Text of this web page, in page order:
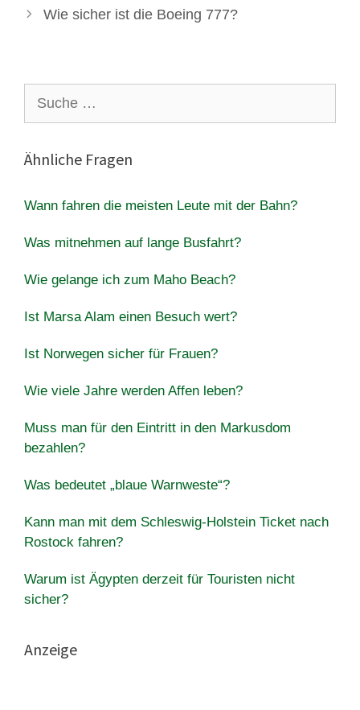
Wie sicher ist die Boeing 777?
nach:
Ähnliche Fragen
Wann fahren die meisten Leute mit der Bahn?
Was mitnehmen auf lange Busfahrt?
Wie gelange ich zum Maho Beach?
Ist Marsa Alam einen Besuch wert?
Ist Norwegen sicher für Frauen?
Wie viele Jahre werden Affen leben?
Muss man für den Eintritt in den Markusdom
bezahlen?
Was bedeutet „blaue Warnweste“?
Kann man mit dem Schleswig-Holstein Ticket nach
Rostock fahren?
Warum ist Ägypten derzeit für Touristen nicht
sicher?
Anzeige